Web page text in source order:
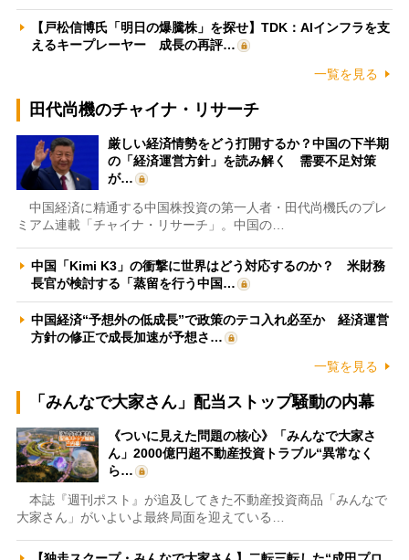
【戸松信博氏「明日の爆騰株」を探せ】TDK：AIインフラを支
えるキープレーヤー 成長の再評…
一覧を見る
田代尚機のチャイナ・リサーチ
厳しい経済情勢をどう打開するか？中国の下半期
の「経済運営方針」を読み解く 需要不足対策
が…
中国経済に精通する中国株投資の第一人者・田代尚機氏のプレ
ミアム連載「チャイナ・リサーチ」。中国の…
中国「Kimi K3」の衝撃に世界はどう対応するのか？ 米財務
長官が検討する「蒸留を行う中国…
中国経済“予想外の低成長”で政策のテコ入れ必至か 経済運営
方針の修正で成長加速が予想さ…
一覧を見る
「みんなで大家さん」配当ストップ騒動の内幕
《ついに見えた問題の核心》「みんなで大家さ
ん」2000億円超不動産投資トラブル“異常なく
ら…
本誌『週刊ポスト』が追及してきた不動産投資商品「みんなで
大家さん」がいよいよ最終局面を迎えている…